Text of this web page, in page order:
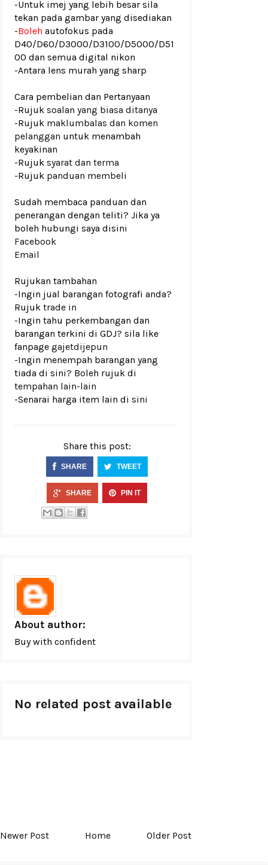
-Untuk imej yang lebih besar sila
tekan pada gambar yang disediakan
-Boleh autofokus pada
D40/D60/D3000/D3100/D5000/D51
00 dan semua digital nikon
-Antara lens murah yang sharp
Cara pembelian dan Pertanyaan
-Rujuk soalan yang biasa ditanya
-Rujuk maklumbalas dan komen
pelanggan untuk menambah
keyakinan
-Rujuk syarat dan terma
-Rujuk panduan membeli
Sudah membaca panduan dan
penerangan dengan teliti? Jika ya
boleh hubungi saya disini
Facebook
Email
Rujukan tambahan
-Ingin jual barangan fotografi anda?
Rujuk trade in
-Ingin tahu perkembangan dan
barangan terkini di GDJ? sila like
fanpage gajetdijepun
-Ingin menempah barangan yang
tiada di sini? Boleh rujuk di
tempahan lain-lain
-Senarai harga item lain di sini
Share this post:
SHARE TWEET
SHARE PIN IT
About author:
Buy with confident
No related post available
Newer Post Home Older Post